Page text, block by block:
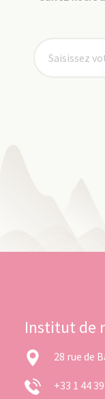
Institut de
28 rue de
+33 1 44